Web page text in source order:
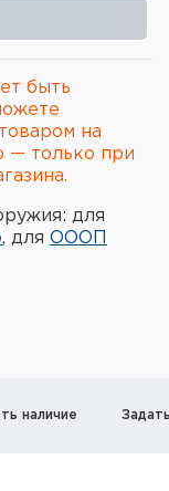
быть
на
— только при
для
, для ОООП
наличие